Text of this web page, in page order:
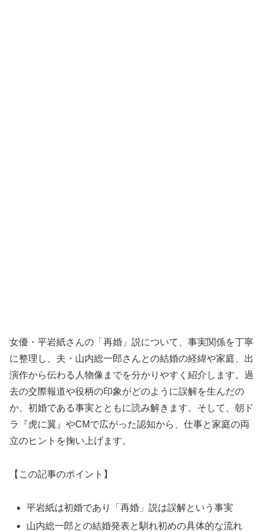
女優・平岩紙さんの「再婚」説について、事実関係を丁寧
に整理し、夫・山内総一郎さんとの結婚の経緯や家庭、出
演作から伝わる人物像までを分かりやすく紹介します。過
去の交際報道や役柄の印象がどのように誤解を生んだの
か、初婚である事実とともに読み解きます。そして、朝ド
ラ『虎に翼』やCMで広がった認知から、仕事と家庭の両
立のヒントを掬い上げます。
【この記事のポイント】
平岩紙は初婚であり「再婚」説は誤解という事実
山内総一郎との結婚発表と馴れ初めの具体的な流れ